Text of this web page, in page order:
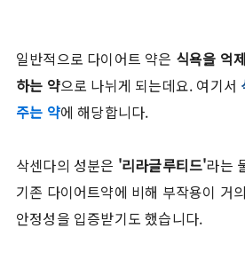
일반적으로 다이어트 약은 식욕을 억
하는 약으로 나뉘게 되는데요. 여기서
주는 약에 해당합니다.
삭센다의 성분은 '리라글루티드'라는
기존 다이어트약에 비해 부작용이 거
안정성을 입증받기도 했습니다.